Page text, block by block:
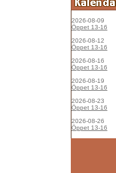
2026-08-09
Öppet 13-16
2026-08-12
Öppet 13-16
2026-08-16
Öppet 13-16
2026-08-19
Öppet 13-16
2026-08-23
Öppet 13-16
2026-08-26
Öppet 13-16